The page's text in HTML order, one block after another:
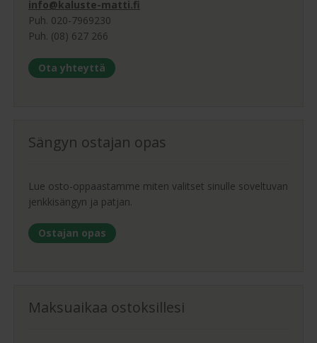
info@kaluste-matti.fi
Puh. 020-7969230
Puh. (08) 627 266
Ota yhteyttä
Sängyn ostajan opas
Lue osto-oppaastamme miten valitset sinulle soveltuvan
jenkkisängyn ja patjan.
Ostajan opas
Maksuaikaa ostoksillesi